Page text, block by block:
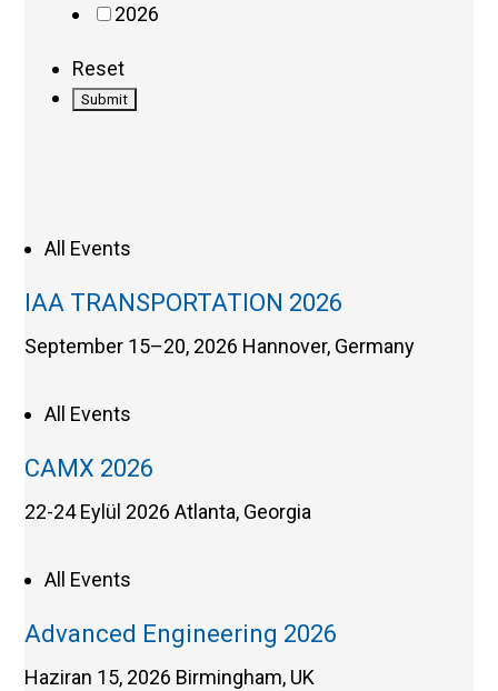
2026
Reset
All Events
IAA TRANSPORTATION 2026
September 15–20, 2026 Hannover, Germany
All Events
CAMX 2026
22-24 Eylül 2026Atlanta, Georgia
All Events
Advanced Engineering 2026
Haziran 15, 2026 Birmingham, UK